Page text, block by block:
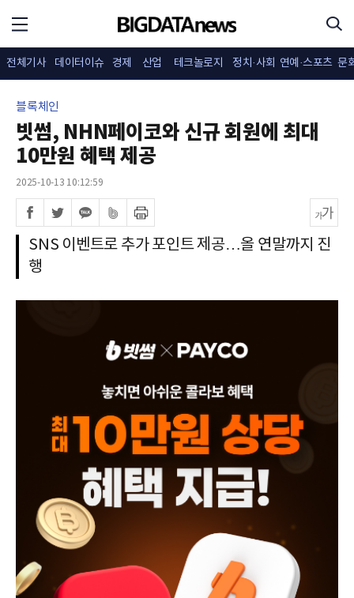
전체기사 데이터이슈 경제 산업 테크놀로지 정치·사회 연예·스포츠 문
블록체인
빗썸, NHN페이코와 신규 회원에 최대
10만원 혜택 제공
2025-10-13 10:12:59
SNS 이벤트로 추가 포인트 제공…올 연말까지 진
행